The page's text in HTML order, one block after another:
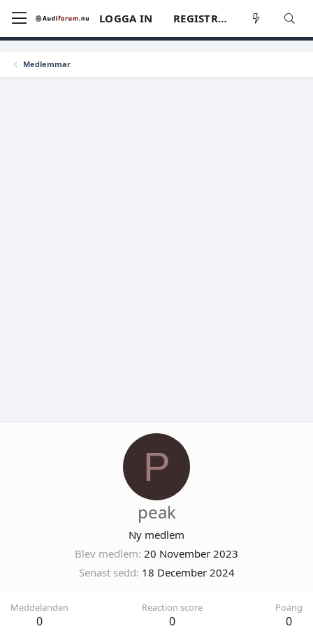
LOGGA IN REGISTRERA
Medlemmar
P
peak
Ny medlem
Blev medlem 20 November 2023
Senast sedd 18 December 2024
Meddelanden
0
Reaction score
0
Poäng
0